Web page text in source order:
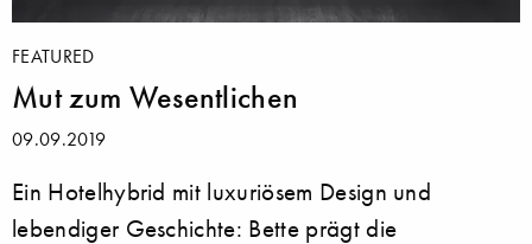
FEATURED
Mut zum Wesentlichen
09.09.2019
Ein Hotelhybrid mit luxuriösem Design und
lebendiger Geschichte: Bette prägt die